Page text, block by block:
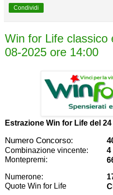
Condividi
Win for Life classico
08-2025 ore 14:00
Estrazione Win for Life del
Numero Concorso:
Combinazione vincente:
4
Montepremi:
Numerone:
Quote Win for Life